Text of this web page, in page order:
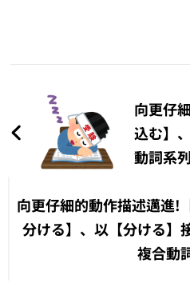
導
向更仔
込む】
動詞系列
向更仔細的動作描述邁進!
分ける】、以【分ける】
複合動